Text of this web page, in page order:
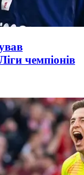
чемпіонів